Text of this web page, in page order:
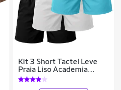
Kit 3 Short Tactel Leve
Praia Liso Academia
Bermuda Masculina